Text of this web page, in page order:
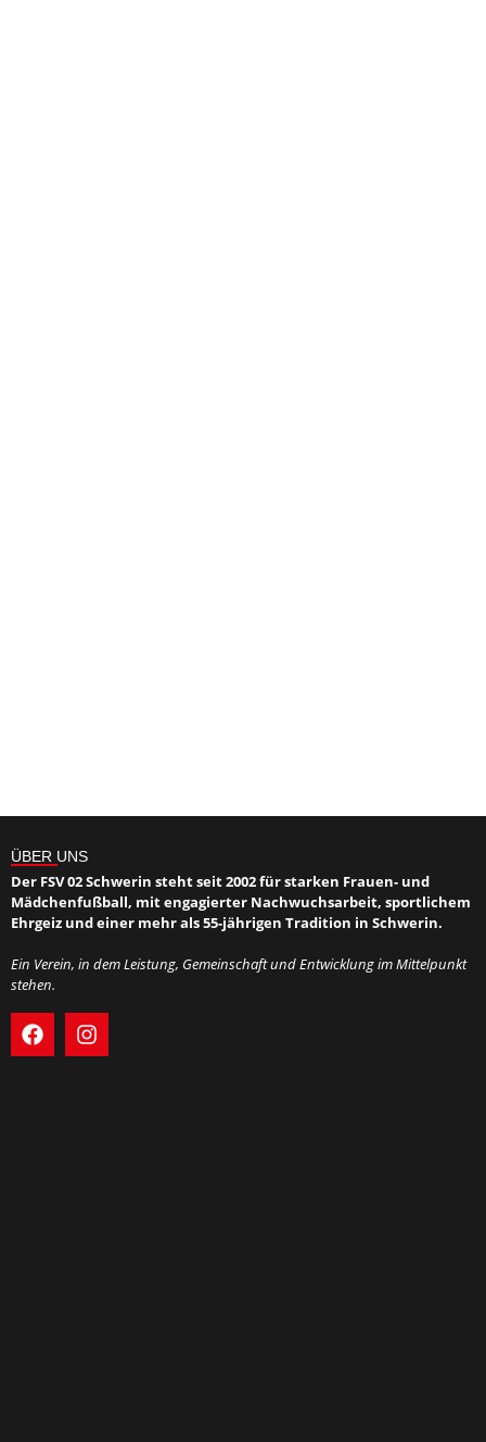
ÜBER UNS
Der FSV 02 Schwerin steht seit 2002 für starken Frauen- und
Mädchenfußball, mit engagierter Nachwuchsarbeit, sportlichem
Ehrgeiz und einer mehr als 55-jährigen Tradition in Schwerin.
Ein Verein, in dem Leistung, Gemeinschaft und Entwicklung im Mittelpunkt
stehen.